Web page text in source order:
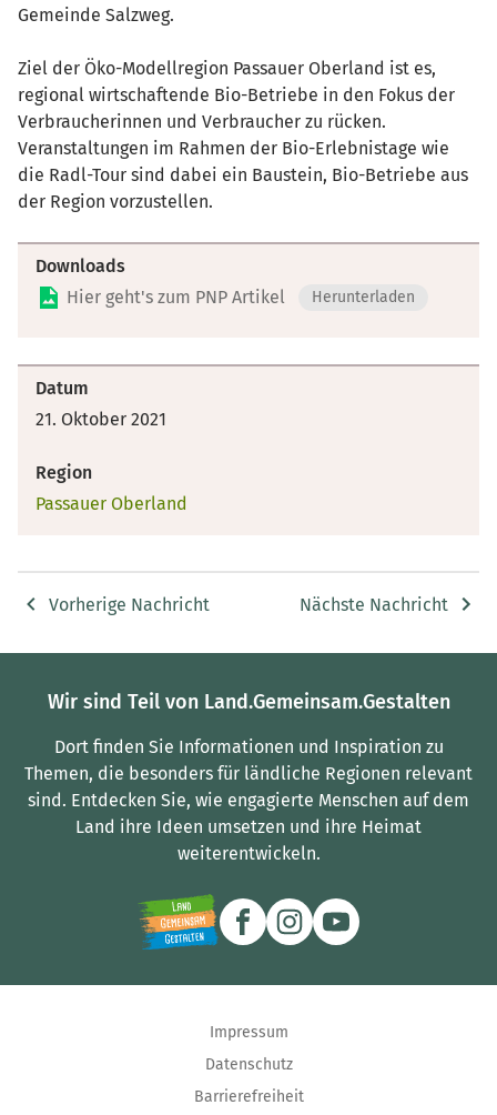
Gemeinde Salzweg.
Ziel der Öko-Modellregion Passauer Oberland ist es,
regional wirtschaftende Bio-Betriebe in den Fokus der
Verbraucherinnen und Verbraucher zu rücken.
Veranstaltungen im Rahmen der Bio-Erlebnistage wie
die Radl-Tour sind dabei ein Baustein, Bio-Betriebe aus
der Region vorzustellen.
Downloads
Hier geht's zum PNP Artikel
Herunterladen
Datum
21. Oktober 2021
Region
Passauer Oberland
Vorherige Nachricht Nächste Nachricht
Wir sind Teil von Land.Gemeinsam.Gestalten
Dort finden Sie Informationen und Inspiration zu
Themen, die besonders für ländliche Regionen relevant
sind. Entdecken Sie, wie engagierte Menschen auf dem
Land ihre Ideen umsetzen und ihre Heimat
weiterentwickeln.
Impressum
Datenschutz
Barrierefreiheit